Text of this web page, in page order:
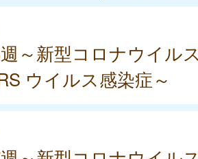
～新型コロナウイル
ウイルス感染症～